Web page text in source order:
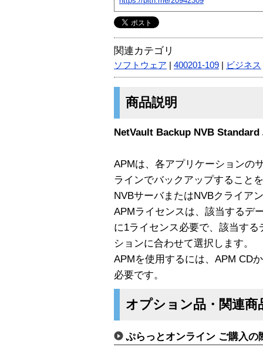
関連カテゴリ
ソフトウェア 400201-109 ビジネス
商品説明
NetVault Backup NVB Standard
APMは、各アプリケーションの
ラインでバックアップすること
NVBサーバまたはNVBクライア
APMライセンスは、該当するデ
に1ライセンス必要で、該当す
ションに合わせて選択します。
APMを使用するには、APM CD
必要です。
オプション品・関連商
ぷらっとオンライン ご購入の